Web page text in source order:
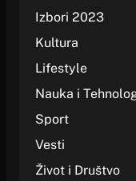
Izbori 2023
Kultura
Lifestyle
Nauka i
Sport
Vesti
Život i Društvo